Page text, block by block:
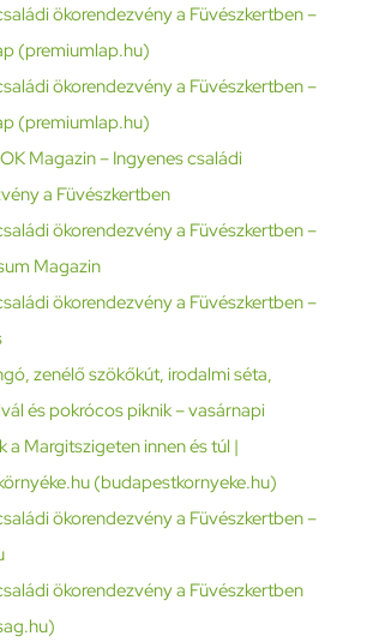
ökorendezvény a Füvészkertben –
(premiumlap.hu)
ökorendezvény a Füvészkertben –
(premiumlap.hu)
Magazin – Ingyenes családi
a Füvészkertben
ökorendezvény a Füvészkertben –
Magazin
ökorendezvény a Füvészkertben –
zenélő szökőkút, irodalmi séta,
és pokrócos piknik – vasárnapi
a Margitszigeten innen és túl |
(budapestkornyeke.hu)
ökorendezvény a Füvészkertben –
ökorendezvény a Füvészkertben